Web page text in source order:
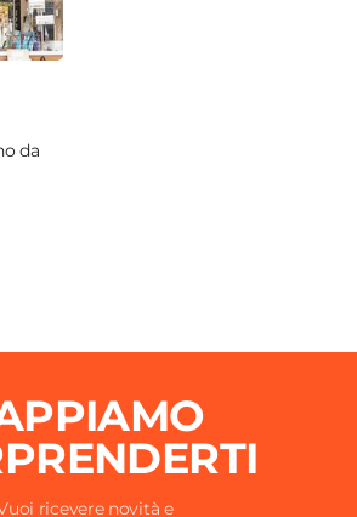
da
ricevere novità e